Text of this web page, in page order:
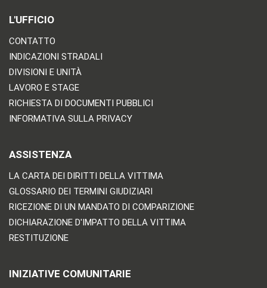
L'UFFICIO
CONTATTO
INDICAZIONI STRADALI
DIVISIONI E UNITÀ
LAVORO E STAGE
RICHIESTA DI DOCUMENTI PUBBLICI
INFORMATIVA SULLA PRIVACY
ASSISTENZA
LA CARTA DEI DIRITTI DELLA VITTIMA
GLOSSARIO DEI TERMINI GIUDIZIARI
RICEZIONE DI UN MANDATO DI COMPARIZIONE
DICHIARAZIONE D'IMPATTO DELLA VITTIMA
RESTITUZIONE
INIZIATIVE COMUNITARIE